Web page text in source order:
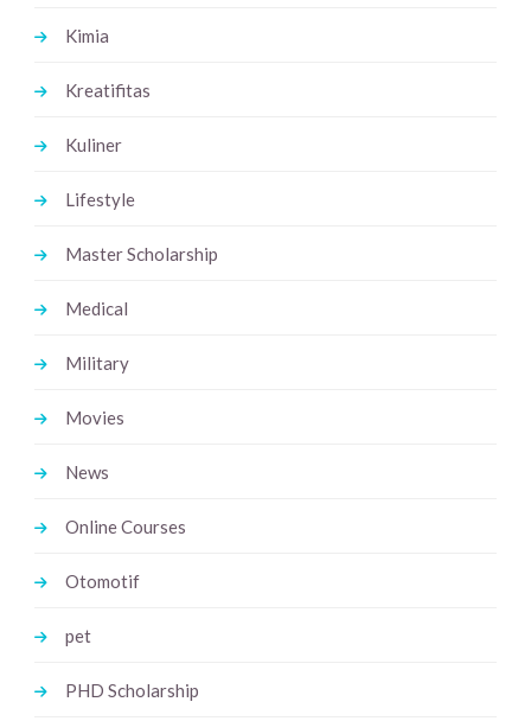
Kimia
Kreatifitas
Kuliner
Lifestyle
Master Scholarship
Medical
Military
Movies
News
Online Courses
Otomotif
pet
PHD Scholarship